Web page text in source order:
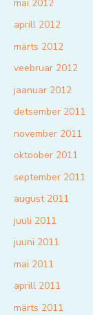
mai 2012
aprill 2012
märts 2012
veebruar 2012
jaanuar 2012
detsember 2011
november 2011
oktoober 2011
september 2011
august 2011
juuli 2011
juuni 2011
mai 2011
aprill 2011
märts 2011